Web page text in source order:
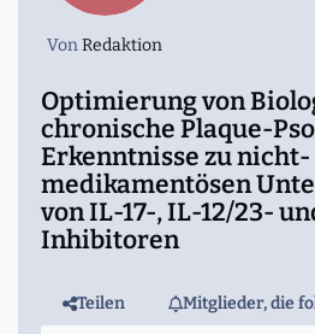
VonRedaktion
Optimierung von
chronische Plaque-
Erkenntnisse zu nicht-
medikamentösen
von IL-17-, IL-12/23-
Inhibitoren
Teilen Mitglieder, die